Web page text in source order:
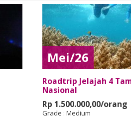
Mei/26
Roadtrip Jelajah 4
Nasional
Rp 1.500.000,00/orang
Grade : Medium